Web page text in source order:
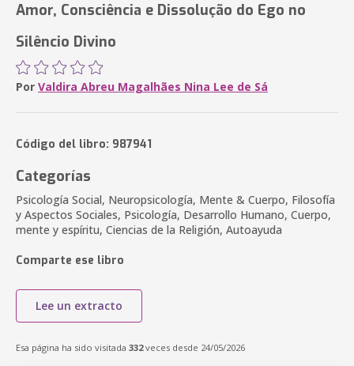
Amor, Consciência e Dissolução do Ego no
Silêncio Divino
Por Valdira Abreu Magalhães Nina Lee de Sá
Código del libro: 987941
Categorías
Psicología Social, Neuropsicología, Mente & Cuerpo, Filosofía
y Aspectos Sociales, Psicología, Desarrollo Humano, Cuerpo,
mente y espíritu, Ciencias de la Religión, Autoayuda
Comparte ese libro
Lee un extracto
Esa página ha sido visitada 332veces desde 24/05/2026